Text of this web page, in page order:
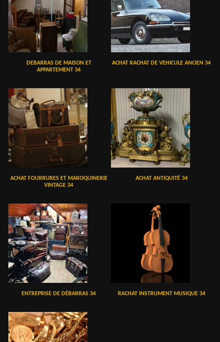
DEBARRAS DE MAISON ET
APPARTEMENT 34
ACHAT RACHAT DE VEHICULE ANCIEN 34
ACHAT FOURRURES ET MAROQUINERIE
VINTAGE 34
ACHAT ANTIQUITÉ 34
ENTREPRISE DE DÉBARRAS 34 RACHAT INSTRUMENT MUSIQUE 34